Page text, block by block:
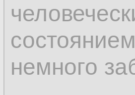
Поэтому
только у
немного